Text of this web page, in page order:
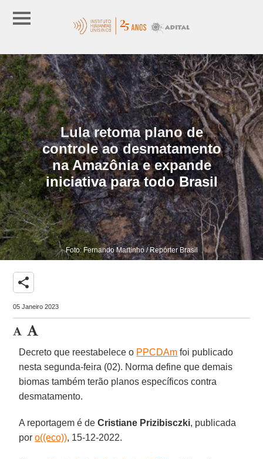
Lula retoma plano de
controle ao desmatamento
na Amazônia e expande
iniciativa para todo Brasil
Foto: Fernando Martinho / Repórter Brasil
share
05 Janeiro 2023
Decreto que reestabelece o PPCDAm foi publicado
nesta segunda-feira (02). Norma define que demais
biomas também terão planos específicos contra
desmatamento.
A reportagem é deCristiane Prizibisczki, publicada
poro((eco)), 15-12-2022.